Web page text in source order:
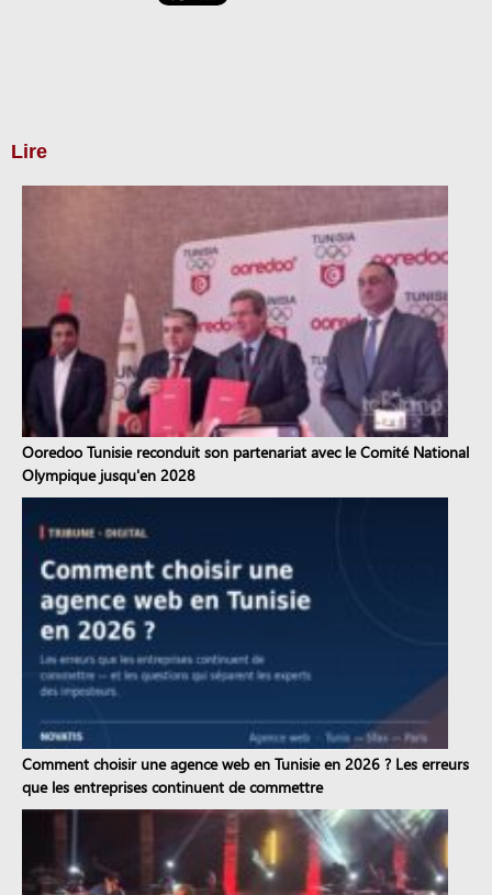
Lire
Ooredoo Tunisie reconduit son partenariat avec le Comité National
Olympique jusqu'en 2028
Comment choisir une agence web en Tunisie en 2026 ? Les erreurs
que les entreprises continuent de commettre